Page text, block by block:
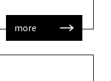
more